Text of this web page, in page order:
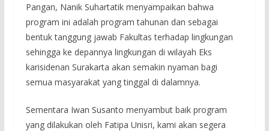
Pangan, Nanik Suhartatik menyampaikan bahwa
program ini adalah program tahunan dan sebagai
bentuk tanggung jawab Fakultas terhadap lingkungan
sehingga ke depannya lingkungan di wilayah Eks
karisidenan Surakarta akan semakin nyaman bagi
semua masyarakat yang tinggal di dalamnya.
Sementara Iwan Susanto menyambut baik program
yang dilakukan oleh Fatipa Unisri, kami akan segera